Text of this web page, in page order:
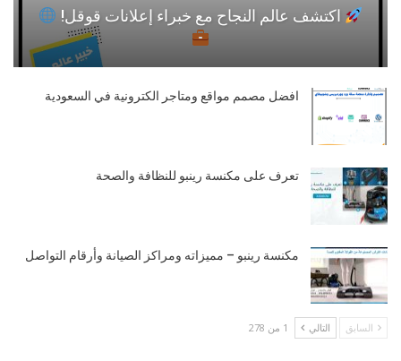
اكتشف عالم النجاح مع خبراء إعلانات قوقل!
افضل مصمم مواقع ومتاجر الكترونية في السعودية
تعرف على مكنسة رينبو للنظافة والصحة
مكنسة رينبو – مميزاته ومراكز الصيانة وأرقام التواصل
السابق التالي 1 من 278